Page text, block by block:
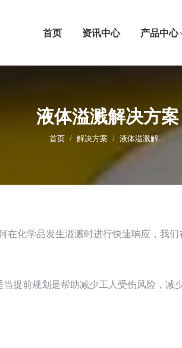
首页 资讯中心 产品中心
液体溢溅解决方案
您在这里：
首页 解决方案 液体溢溅解…
在化学品发生溢溅时进行快速响应，我们
提前规划是帮助减少工人受伤风险，减